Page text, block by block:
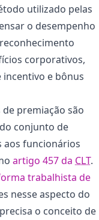
utilizado pelas
o desempenho
corporativos,
incentivo e bônus
premiação são
conjunto de
aos funcionários
artigo 457 da CLT.
trabalhista de
nesse aspecto do
o conceito de